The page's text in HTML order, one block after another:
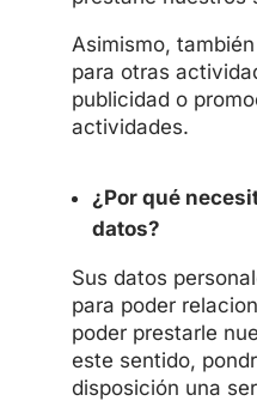
Asimismo,
para otras
publicidad o
actividades.
¿Por qué
datos?
Sus datos
para poder
poder prestarle
este sentido,
disposición una